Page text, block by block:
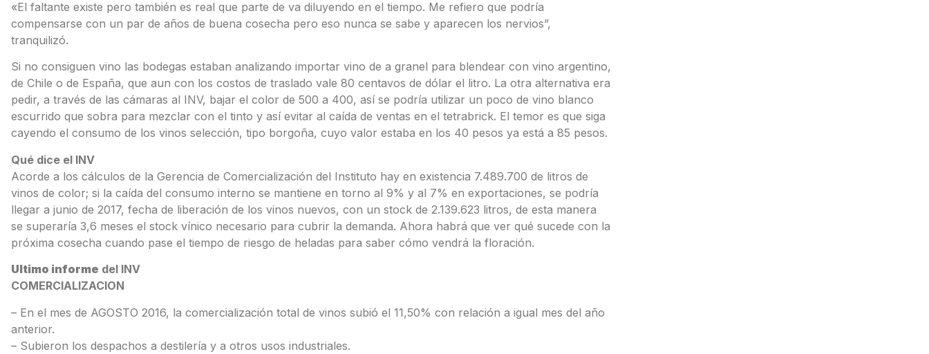
«El faltante existe pero también es real que parte de va diluyendo en el tiempo. Me refiero que podría
compensarse con un par de años de buena cosecha pero eso nunca se sabe y aparecen los nervios”,
tranquilizó.
Si no consiguen vino las bodegas estaban analizando importar vino de a granel para blendear con vino argentino,
de Chile o de España, que aun con los costos de traslado vale 80 centavos de dólar el litro. La otra alternativa era
pedir, a través de las cámaras al INV, bajar el color de 500 a 400, así se podría utilizar un poco de vino blanco
escurrido que sobra para mezclar con el tinto y así evitar al caída de ventas en el tetrabrick. El temor es que siga
cayendo el consumo de los vinos selección, tipo borgoña, cuyo valor estaba en los 40 pesos ya está a 85 pesos.
Qué dice el INV
Acorde a los cálculos de la Gerencia de Comercialización del Instituto hay en existencia 7.489.700 de litros de
vinos de color; si la caída del consumo interno se mantiene en torno al 9% y al 7% en exportaciones, se podría
llegar a junio de 2017, fecha de liberación de los vinos nuevos, con un stock de 2.139.623 litros, de esta manera
se superaría 3,6 meses el stock vínico necesario para cubrir la demanda. Ahora habrá que ver qué sucede con la
próxima cosecha cuando pase el tiempo de riesgo de heladas para saber cómo vendrá la floración.
Ultimo informe del INV
COMERCIALIZACION
– En el mes de AGOSTO 2016, la comercialización total de vinos subió el 11,50% con relación a igual mes del año
anterior.
– Subieron los despachos a destilería y a otros usos industriales.